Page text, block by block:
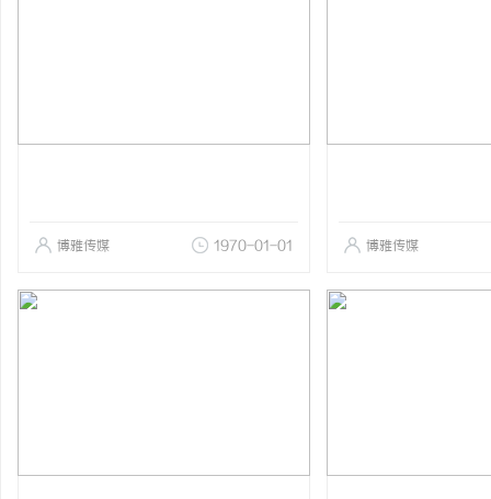
博雅传媒 1970-01-01 博雅传媒